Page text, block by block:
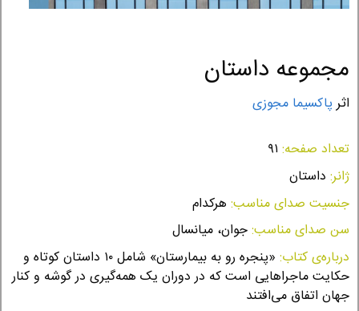
مجموعه داستان
اثرپاکسیما مجوزی
تعداد صفحه:
ژانر: داستان
جنسیت صدای مناسب: هرکدام
سن صدای مناسب:جوان، میانسال
درباره‌ی کتاب:
«پنجره رو به بیمارستان» شامل ۱۰ داستان کوتاه و
حکایت ماجراهایی است که در دوران یک همه‌گیری در گوشه و کنار
جهان اتفاق می‌افتند